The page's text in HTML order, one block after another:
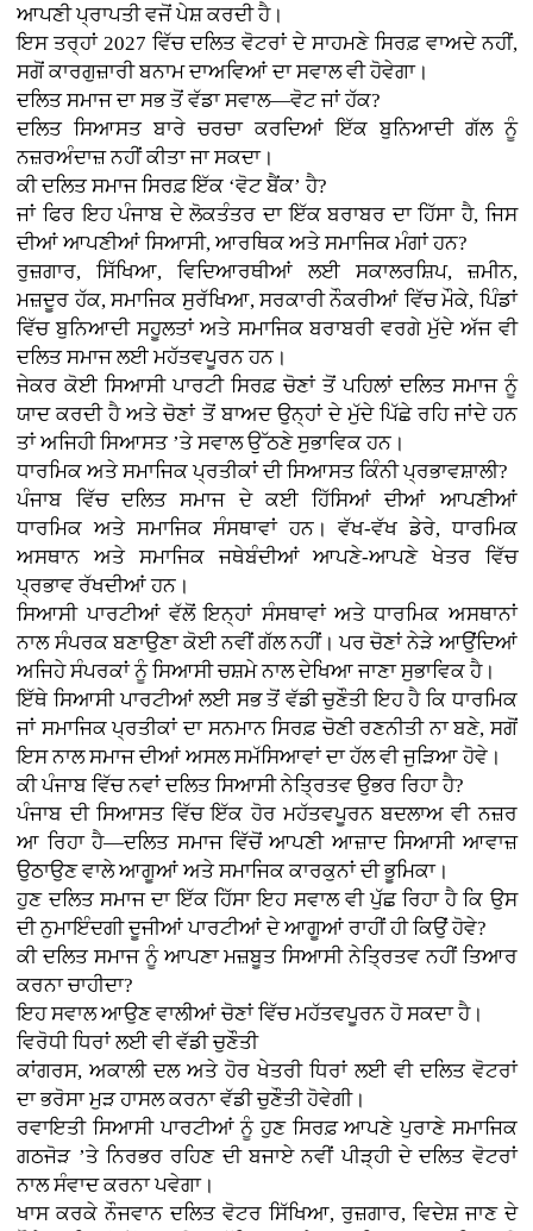
ਆਪਣੀ ਪ੍ਰਾਪਤੀ ਵਜੋਂ ਪੇਸ਼ ਕਰਦੀ ਹੈ।
ਇਸ ਤਰ੍ਹਾਂ 2027 ਵਿੱਚ ਦਲਿਤ ਵੋਟਰਾਂ ਦੇ ਸਾਹਮਣੇ ਸਿਰਫ਼ ਵਾਅਦੇ ਨਹੀਂ,
ਸਗੋਂ ਕਾਰਗੁਜ਼ਾਰੀ ਬਨਾਮ ਦਾਅਵਿਆਂ ਦਾ ਸਵਾਲ ਵੀ ਹੋਵੇਗਾ।
ਦਲਿਤ ਸਮਾਜ ਦਾ ਸਭ ਤੋਂ ਵੱਡਾ ਸਵਾਲ—ਵੋਟ ਜਾਂ ਹੱਕ?
ਦਲਿਤ ਸਿਆਸਤ ਬਾਰੇ ਚਰਚਾ ਕਰਦਿਆਂ ਇੱਕ ਬੁਨਿਆਦੀ ਗੱਲ ਨੂੰ
ਨਜ਼ਰਅੰਦਾਜ਼ ਨਹੀਂ ਕੀਤਾ ਜਾ ਸਕਦਾ।
ਕੀ ਦਲਿਤ ਸਮਾਜ ਸਿਰਫ਼ ਇੱਕ ‘ਵੋਟ ਬੈਂਕ’ ਹੈ?
ਜਾਂ ਫਿਰ ਇਹ ਪੰਜਾਬ ਦੇ ਲੋਕਤੰਤਰ ਦਾ ਇੱਕ ਬਰਾਬਰ ਦਾ ਹਿੱਸਾ ਹੈ, ਜਿਸ
ਦੀਆਂ ਆਪਣੀਆਂ ਸਿਆਸੀ, ਆਰਥਿਕ ਅਤੇ ਸਮਾਜਿਕ ਮੰਗਾਂ ਹਨ?
ਰੁਜ਼ਗਾਰ, ਸਿੱਖਿਆ, ਵਿਦਿਆਰਥੀਆਂ ਲਈ ਸਕਾਲਰਸ਼ਿਪ, ਜ਼ਮੀਨ,
ਮਜ਼ਦੂਰ ਹੱਕ, ਸਮਾਜਿਕ ਸੁਰੱਖਿਆ, ਸਰਕਾਰੀ ਨੌਕਰੀਆਂ ਵਿੱਚ ਮੌਕੇ, ਪਿੰਡਾਂ
ਵਿੱਚ ਬੁਨਿਆਦੀ ਸਹੂਲਤਾਂ ਅਤੇ ਸਮਾਜਿਕ ਬਰਾਬਰੀ ਵਰਗੇ ਮੁੱਦੇ ਅੱਜ ਵੀ
ਦਲਿਤ ਸਮਾਜ ਲਈ ਮਹੱਤਵਪੂਰਨ ਹਨ।
ਜੇਕਰ ਕੋਈ ਸਿਆਸੀ ਪਾਰਟੀ ਸਿਰਫ਼ ਚੋਣਾਂ ਤੋਂ ਪਹਿਲਾਂ ਦਲਿਤ ਸਮਾਜ ਨੂੰ
ਯਾਦ ਕਰਦੀ ਹੈ ਅਤੇ ਚੋਣਾਂ ਤੋਂ ਬਾਅਦ ਉਨ੍ਹਾਂ ਦੇ ਮੁੱਦੇ ਪਿੱਛੇ ਰਹਿ ਜਾਂਦੇ ਹਨ
ਤਾਂ ਅਜਿਹੀ ਸਿਆਸਤ ’ਤੇ ਸਵਾਲ ਉੱਠਣੇ ਸੁਭਾਵਿਕ ਹਨ।
ਧਾਰਮਿਕ ਅਤੇ ਸਮਾਜਿਕ ਪ੍ਰਤੀਕਾਂ ਦੀ ਸਿਆਸਤ ਕਿੰਨੀ ਪ੍ਰਭਾਵਸ਼ਾਲੀ?
ਪੰਜਾਬ ਵਿੱਚ ਦਲਿਤ ਸਮਾਜ ਦੇ ਕਈ ਹਿੱਸਿਆਂ ਦੀਆਂ ਆਪਣੀਆਂ
ਧਾਰਮਿਕ ਅਤੇ ਸਮਾਜਿਕ ਸੰਸਥਾਵਾਂ ਹਨ। ਵੱਖ-ਵੱਖ ਡੇਰੇ, ਧਾਰਮਿਕ
ਅਸਥਾਨ ਅਤੇ ਸਮਾਜਿਕ ਜਥੇਬੰਦੀਆਂ ਆਪਣੇ-ਆਪਣੇ ਖੇਤਰ ਵਿੱਚ
ਪ੍ਰਭਾਵ ਰੱਖਦੀਆਂ ਹਨ।
ਸਿਆਸੀ ਪਾਰਟੀਆਂ ਵੱਲੋਂ ਇਨ੍ਹਾਂ ਸੰਸਥਾਵਾਂ ਅਤੇ ਧਾਰਮਿਕ ਅਸਥਾਨਾਂ
ਨਾਲ ਸੰਪਰਕ ਬਣਾਉਣਾ ਕੋਈ ਨਵੀਂ ਗੱਲ ਨਹੀਂ। ਪਰ ਚੋਣਾਂ ਨੇੜੇ ਆਉਂਦਿਆਂ
ਅਜਿਹੇ ਸੰਪਰਕਾਂ ਨੂੰ ਸਿਆਸੀ ਚਸ਼ਮੇ ਨਾਲ ਦੇਖਿਆ ਜਾਣਾ ਸੁਭਾਵਿਕ ਹੈ।
ਇੱਥੇ ਸਿਆਸੀ ਪਾਰਟੀਆਂ ਲਈ ਸਭ ਤੋਂ ਵੱਡੀ ਚੁਣੌਤੀ ਇਹ ਹੈ ਕਿ ਧਾਰਮਿਕ
ਜਾਂ ਸਮਾਜਿਕ ਪ੍ਰਤੀਕਾਂ ਦਾ ਸਨਮਾਨ ਸਿਰਫ਼ ਚੋਣੀ ਰਣਨੀਤੀ ਨਾ ਬਣੇ, ਸਗੋਂ
ਇਸ ਨਾਲ ਸਮਾਜ ਦੀਆਂ ਅਸਲ ਸਮੱਸਿਆਵਾਂ ਦਾ ਹੱਲ ਵੀ ਜੁੜਿਆ ਹੋਵੇ।
ਕੀ ਪੰਜਾਬ ਵਿੱਚ ਨਵਾਂ ਦਲਿਤ ਸਿਆਸੀ ਨੇਤ੍ਰਿਤਵ ਉਭਰ ਰਿਹਾ ਹੈ?
ਪੰਜਾਬ ਦੀ ਸਿਆਸਤ ਵਿੱਚ ਇੱਕ ਹੋਰ ਮਹੱਤਵਪੂਰਨ ਬਦਲਾਅ ਵੀ ਨਜ਼ਰ
ਆ ਰਿਹਾ ਹੈ—ਦਲਿਤ ਸਮਾਜ ਵਿੱਚੋਂ ਆਪਣੀ ਆਜ਼ਾਦ ਸਿਆਸੀ ਆਵਾਜ਼
ਉਠਾਉਣ ਵਾਲੇ ਆਗੂਆਂ ਅਤੇ ਸਮਾਜਿਕ ਕਾਰਕੁਨਾਂ ਦੀ ਭੂਮਿਕਾ।
ਹੁਣ ਦਲਿਤ ਸਮਾਜ ਦਾ ਇੱਕ ਹਿੱਸਾ ਇਹ ਸਵਾਲ ਵੀ ਪੁੱਛ ਰਿਹਾ ਹੈ ਕਿ ਉਸ
ਦੀ ਨੁਮਾਇੰਦਗੀ ਦੂਜੀਆਂ ਪਾਰਟੀਆਂ ਦੇ ਆਗੂਆਂ ਰਾਹੀਂ ਹੀ ਕਿਉਂ ਹੋਵੇ?
ਕੀ ਦਲਿਤ ਸਮਾਜ ਨੂੰ ਆਪਣਾ ਮਜ਼ਬੂਤ ਸਿਆਸੀ ਨੇਤ੍ਰਿਤਵ ਨਹੀਂ ਤਿਆਰ
ਕਰਨਾ ਚਾਹੀਦਾ?
ਇਹ ਸਵਾਲ ਆਉਣ ਵਾਲੀਆਂ ਚੋਣਾਂ ਵਿੱਚ ਮਹੱਤਵਪੂਰਨ ਹੋ ਸਕਦਾ ਹੈ।
ਵਿਰੋਧੀ ਧਿਰਾਂ ਲਈ ਵੀ ਵੱਡੀ ਚੁਣੌਤੀ
ਕਾਂਗਰਸ, ਅਕਾਲੀ ਦਲ ਅਤੇ ਹੋਰ ਖੇਤਰੀ ਧਿਰਾਂ ਲਈ ਵੀ ਦਲਿਤ ਵੋਟਰਾਂ
ਦਾ ਭਰੋਸਾ ਮੁੜ ਹਾਸਲ ਕਰਨਾ ਵੱਡੀ ਚੁਣੌਤੀ ਹੋਵੇਗੀ।
ਰਵਾਇਤੀ ਸਿਆਸੀ ਪਾਰਟੀਆਂ ਨੂੰ ਹੁਣ ਸਿਰਫ਼ ਆਪਣੇ ਪੁਰਾਣੇ ਸਮਾਜਿਕ
ਗਠਜੋੜ ’ਤੇ ਨਿਰਭਰ ਰਹਿਣ ਦੀ ਬਜਾਏ ਨਵੀਂ ਪੀੜ੍ਹੀ ਦੇ ਦਲਿਤ ਵੋਟਰਾਂ
ਨਾਲ ਸੰਵਾਦ ਕਰਨਾ ਪਵੇਗਾ।
ਖਾਸ ਕਰਕੇ ਨੌਜਵਾਨ ਦਲਿਤ ਵੋਟਰ ਸਿੱਖਿਆ, ਰੁਜ਼ਗਾਰ, ਵਿਦੇਸ਼ ਜਾਣ ਦੇ